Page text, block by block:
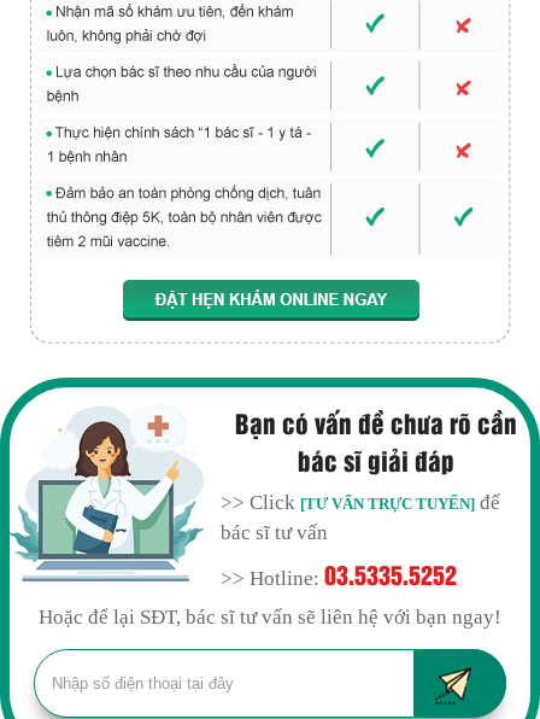
Bạn có vấn đề chưa rõ cần
bác sĩ giải đáp
>> Click [TƯ VẤN TRỰC TUYẾN] để
bác sĩ tư vấn
>> Hotline:03.5335.5252
Hoặc để lại SĐT, bác sĩ tư vấn sẽ liên hệ với bạn ngay!